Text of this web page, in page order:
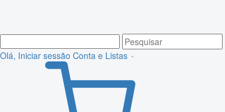
Olá, Iniciar sessão Conta e Listas